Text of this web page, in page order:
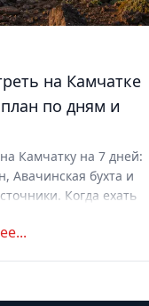
на Камчатке
по дням и
Камчатку на 7 дней:
Авачинская бухта и
Когда ехать
или с туром.